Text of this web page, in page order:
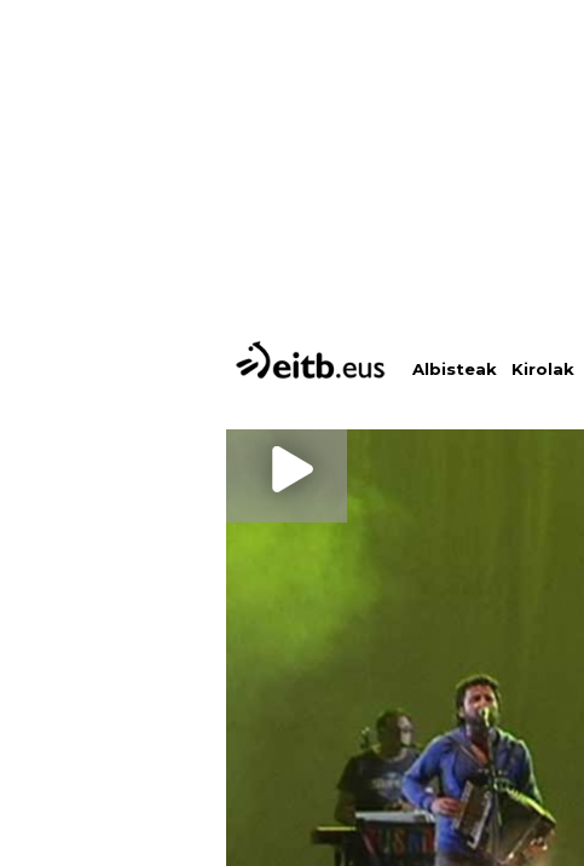
Albisteak Kirolak